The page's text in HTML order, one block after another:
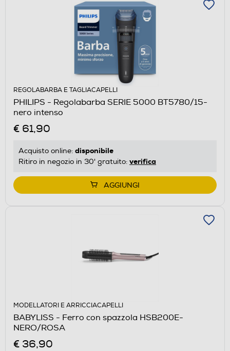
REGOLABARBA E TAGLIACAPELLI
PHILIPS - Regolabarba SERIE 5000 BT5780/15-
nero intenso
€ 61,90
Acquisto online: disponibile
Ritiro in negozio in 30' gratuito: verifica
AGGIUNGI
MODELLATORI E ARRICCIACAPELLI
BABYLISS - Ferro con spazzola HSB200E-
NERO/ROSA
€ 36,90